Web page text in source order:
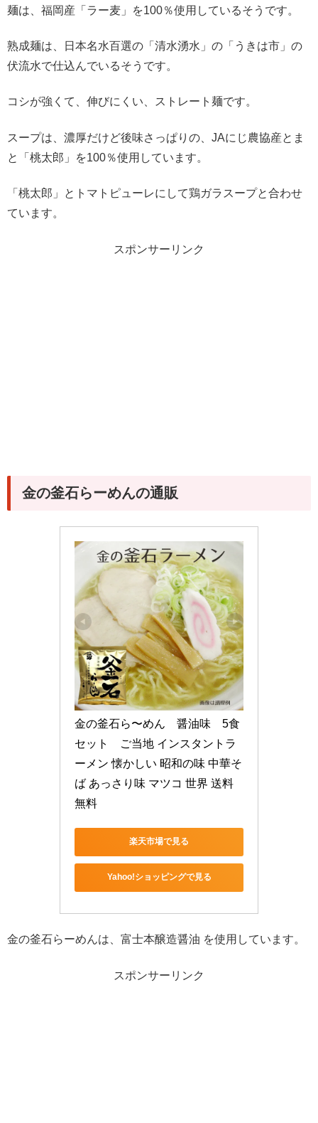
麺は、福岡産「ラー麦」を100％使用しているそうです。
熟成麺は、日本名水百選の「清水湧水」の「うきは市」の
伏流水で仕込んでいるそうです。
コシが強くて、伸びにくい、ストレート麺です。
スープは、濃厚だけど後味さっぱりの、JAにじ農協産とま
と「桃太郎」を100％使用しています。
「桃太郎」とトマトピューレにして鶏ガラスープと合わせ
ています。
スポンサーリンク
金の釜石らーめんの通販
金の釜石ら〜めん　醤油味　5食
セット　ご当地 インスタントラ
ーメン 懐かしい 昭和の味 中華そ
ば あっさり味 マツコ 世界 送料
無料
楽天市場で見る
Yahoo!ショッピングで見る
金の釜石らーめんは、富士本醸造醤油 を使用しています。
スポンサーリンク